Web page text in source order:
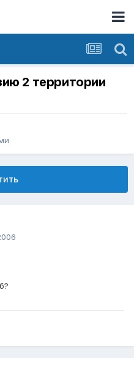
2 территории